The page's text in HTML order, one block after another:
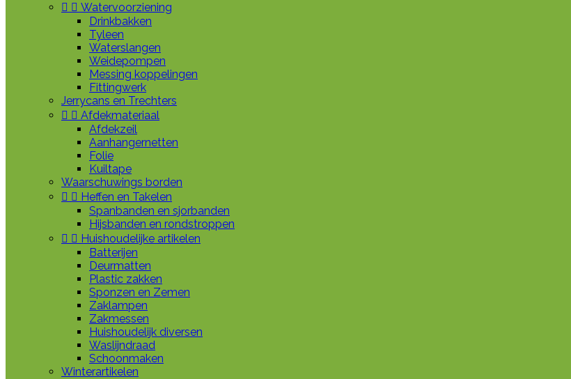
  Watervoorziening
Drinkbakken
Tyleen
Waterslangen
Weidepompen
Messing koppelingen
Fittingwerk
Jerrycans en Trechters
  Afdekmateriaal
Afdekzeil
Aanhangernetten
Folie
Kuiltape
Waarschuwings borden
  Heffen en Takelen
Spanbanden en sjorbanden
Hijsbanden en rondstroppen
  Huishoudelijke artikelen
Batterijen
Deurmatten
Plastic zakken
Sponzen en Zemen
Zaklampen
Zakmessen
Huishoudelijk diversen
Waslijndraad
Schoonmaken
Winterartikelen